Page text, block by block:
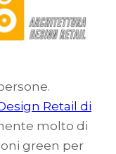
Retail di
molto di
green per